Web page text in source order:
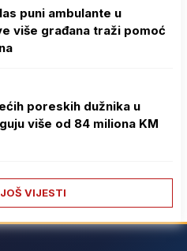
puni ambulante u
više građana traži pomoć
poreskih dužnika u
više od 84 miliona KM
VIJESTI